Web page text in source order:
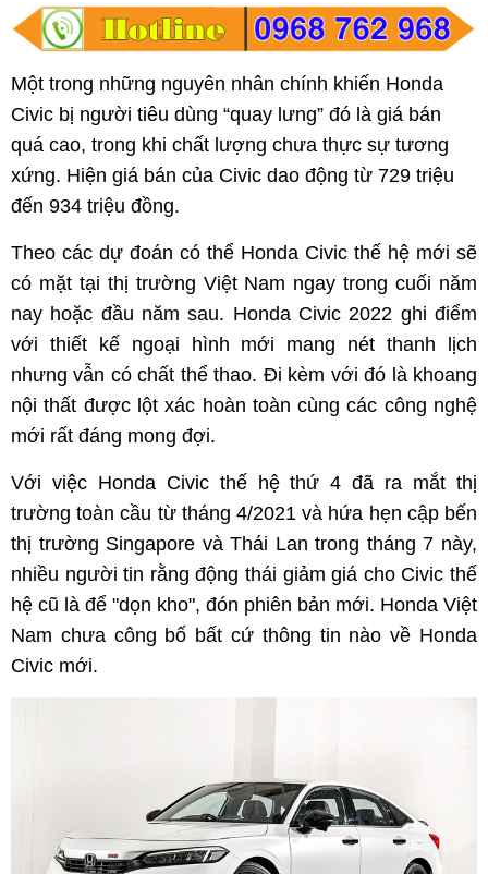
Một trong những nguyên nhân chính khiến Honda
Civic bị người tiêu dùng “quay lưng” đó là giá bán
quá cao, trong khi chất lượng chưa thực sự tương
xứng. Hiện giá bán của Civic dao động từ 729 triệu
đến 934 triệu đồng.
Theo các dự đoán có thể Honda Civic thế hệ mới sẽ
có mặt tại thị trường Việt Nam ngay trong cuối năm
nay hoặc đầu năm sau. Honda Civic 2022 ghi điểm
với thiết kế ngoại hình mới mang nét thanh lịch
nhưng vẫn có chất thể thao. Đi kèm với đó là khoang
nội thất được lột xác hoàn toàn cùng các công nghệ
mới rất đáng mong đợi.
Với việc Honda Civic thế hệ thứ 4 đã ra mắt thị
trường toàn cầu từ tháng 4/2021 và hứa hẹn cập bến
thị trường Singapore và Thái Lan trong tháng 7 này,
nhiều người tin rằng động thái giảm giá cho Civic thế
hệ cũ là để "dọn kho", đón phiên bản mới. Honda Việt
Nam chưa công bố bất cứ thông tin nào về Honda
Civic mới.